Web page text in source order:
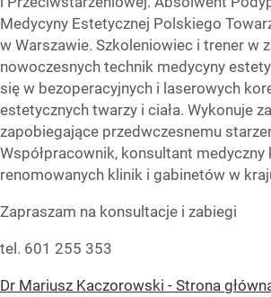
Medycyny Estetycznej Polskiego
w Warszawie. Szkoleniowiec i trener w
nowoczesnych technik medycyny
się w bezoperacyjnych i laserowych
estetycznych twarzy i ciała. Wykonuje
zapobiegające przedwczesnemu
Współpracownik, konsultant medyczny
renomowanych klinik i gabinetów w
Zapraszam na konsultacje i zabiegi
tel. 601 255 353
Dr Mariusz Kaczorowski - Strona